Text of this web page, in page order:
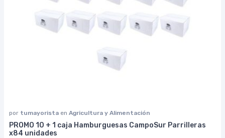
por tumayorista en Agricultura y Alimentación
PROMO 10 + 1 caja Hamburguesas CampoSur Parrilleras
x84 unidades